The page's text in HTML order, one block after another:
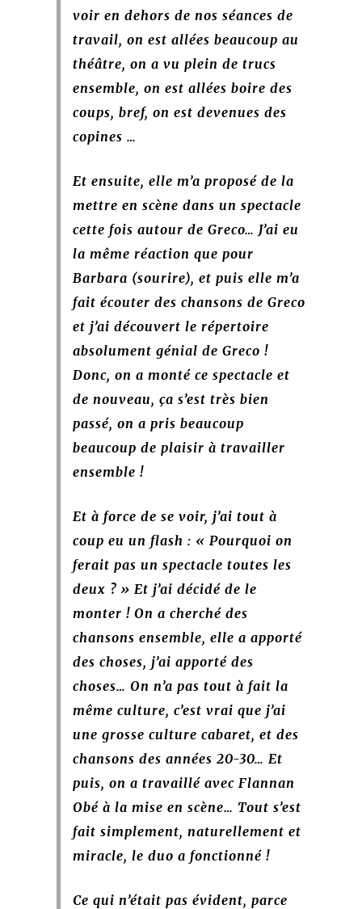
voir en dehors de nos séances de
travail, on est allées beaucoup au
théâtre, on a vu plein de trucs
ensemble, on est allées boire des
coups, bref, on est devenues des
copines …
Et ensuite, elle m’a proposé de la
mettre en scène dans un spectacle
cette fois autour de Greco… J’ai eu
la même réaction que pour
Barbara (sourire), et puis elle m’a
fait écouter des chansons de Greco
et j’ai découvert le répertoire
absolument génial de Greco !
Donc, on a monté ce spectacle et
de nouveau, ça s’est très bien
passé, on a pris beaucoup
beaucoup de plaisir à travailler
ensemble !
Et à force de se voir, j’ai tout à
coup eu un flash : « Pourquoi on
ferait pas un spectacle toutes les
deux ? » Et j’ai décidé de le
monter ! On a cherché des
chansons ensemble, elle a apporté
des choses, j’ai apporté des
choses… On n’a pas tout à fait la
même culture, c’est vrai que j’ai
une grosse culture cabaret, et des
chansons des années 20-30… Et
puis, on a travaillé avec Flannan
Obé à la mise en scène… Tout s’est
fait simplement, naturellement et
miracle, le duo a fonctionné !
Ce qui n’était pas évident, parce